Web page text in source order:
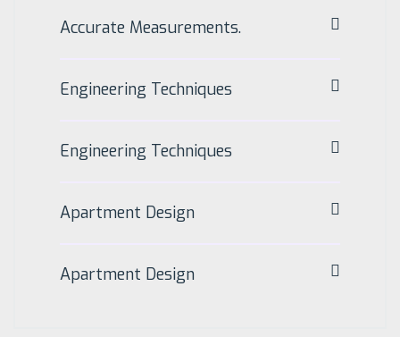
Accurate Measurements.
Engineering Techniques
Engineering Techniques
Apartment Design
Apartment Design